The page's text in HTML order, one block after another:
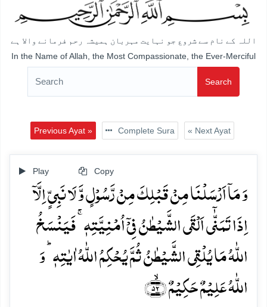
اللہ کے نام سے شروع جو نہایت مہربان ہمیشہ رحم فرمانے والا ہے
In the Name of Allah, the Most Compassionate, the Ever-Merciful
Search
Previous Ayat » Complete Sura « Next Ayat
Play Copy
وَ مَاۤ اَرۡسَلۡنَا مِنۡ قَبۡلِکَ مِنۡ رَّسُوۡلٍ وَّ لَا نَبِیٍّ اِلَّاۤ
اِذَا تَمَنّٰۤی اَلۡقَی الشَّیۡطٰنُ فِیۡۤ اُمۡنِیَّتِہٖ ۚ فَیَنۡسَخُ
اللّٰہُ مَا یُلۡقِی الشَّیۡطٰنُ ثُمَّ یُحۡکِمُ اللّٰہُ اٰیٰتِہٖ ؕ وَ
اللّٰہُ عَلِیۡمٌ حَکِیۡمٌ ﴿ۙ۵۲﴾